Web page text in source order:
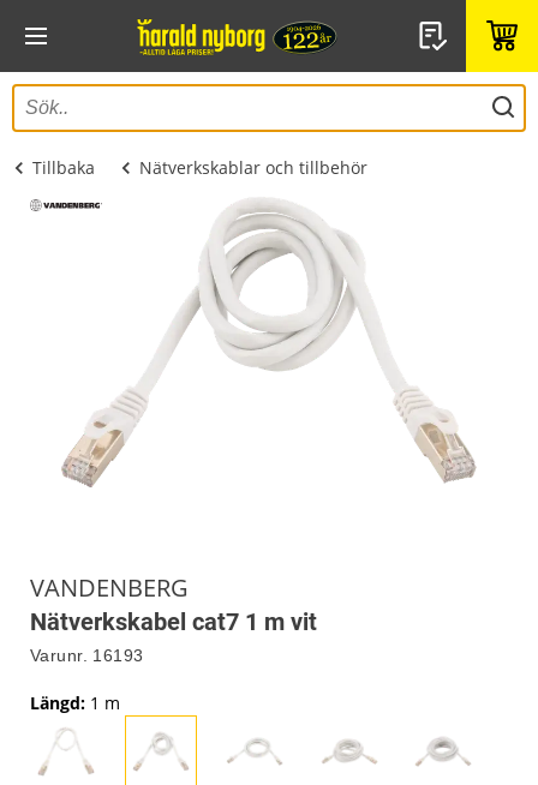
Tillbaka Nätverkskablar och tillbehör
VANDENBERG
Nätverkskabel cat7 1 m vit
Varunr. 16193
Längd: 1 m